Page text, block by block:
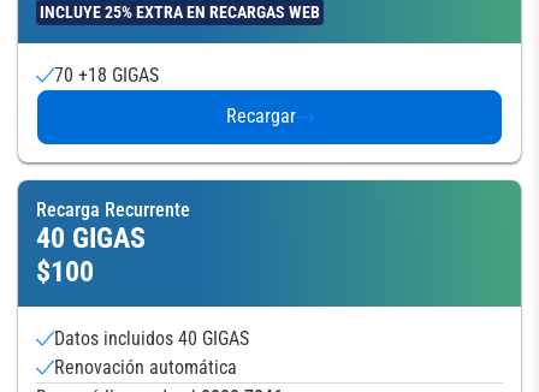
INCLUYE 25% EXTRA EN RECARGAS WEB
70 +18 GIGAS
Recargar
Recarga Recurrente
40 GIGAS
$100
Datos incluidos 40 GIGAS
Renovación automática